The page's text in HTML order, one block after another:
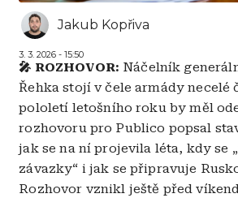
Jakub Kopřiva
3. 3. 2026 - 15:50
🎤 ROZHOVOR: Náčelník
Řehka stojí v čele armády necelé
pololetí letošního roku by měl
rozhovoru pro Publico popsal
jak se na ní projevila léta, kdy se
závazky“ i jak se připravuje
Rozhovor vznikl ještě před